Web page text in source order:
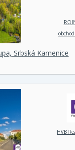
Srbská Kamenice
HVB